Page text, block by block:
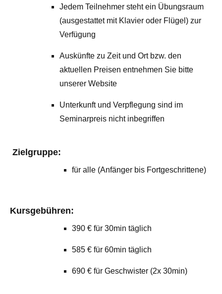
Jedem Teilnehmer steht ein Übungsraum
(ausgestattet mit Klavier oder Flügel) zur
Verfügung
Auskünfte zu Zeit und Ort bzw. den
aktuellen Preisen entnehmen Sie bitte
unserer Website
Unterkunft und Verpflegung sind im
Seminarpreis nicht inbegriffen
Zielgruppe:
für alle (Anfänger bis Fortgeschrittene)
Kursgebühren:
390 € für 30min täglich
585 € für 60min täglich
690 € für Geschwister (2x 30min)